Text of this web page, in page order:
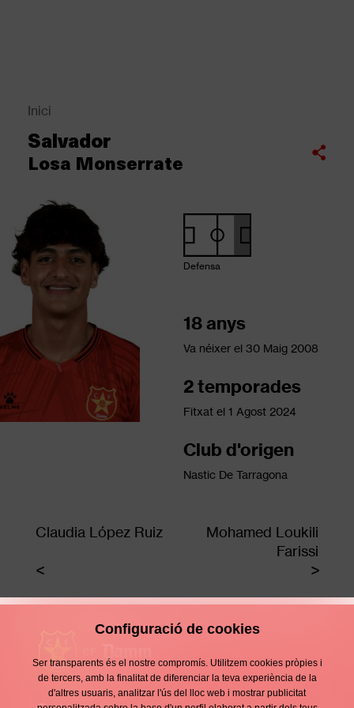
Fil
d'Ariadna
Inici
Salvador
Losa Monserrate
Compartir
Defensa
18 anys
Va néixer el 30 Maig 2008
2 temporades
Fitxat el 1 Agost 2024
Club d'origen
Nastic De Tarragona
Claudia López Ruiz
Mohamed Loukili
Farissi
Configuració de cookies
Ser transparents és el nostre compromís. Utilitzem cookies pròpies i
de tercers, amb la finalitat de diferenciar la teva experiència de la
d'altres usuaris, analitzar l'ús del lloc web i mostrar publicitat